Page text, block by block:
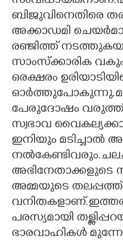
ബിജുവിനെതിരെ
അക്കാഡമി
രഞ്ജിത്ത്
സാംസ്ക്കാരിക
ഒരക്ഷരം
പേരുദോഷം വരുത്തി
സ്വഭാവ
ഇനിയും മടിച്ചാൽ
അഭിനേതാക്കളുടെ
അമ്മയുടെ തലപ്പത്ത്
പരസ്യമായി
ഭാരവാഹികൾ